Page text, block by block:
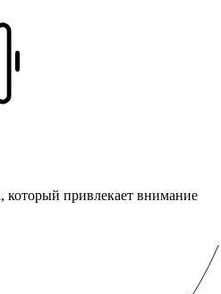
который привлекает внимание